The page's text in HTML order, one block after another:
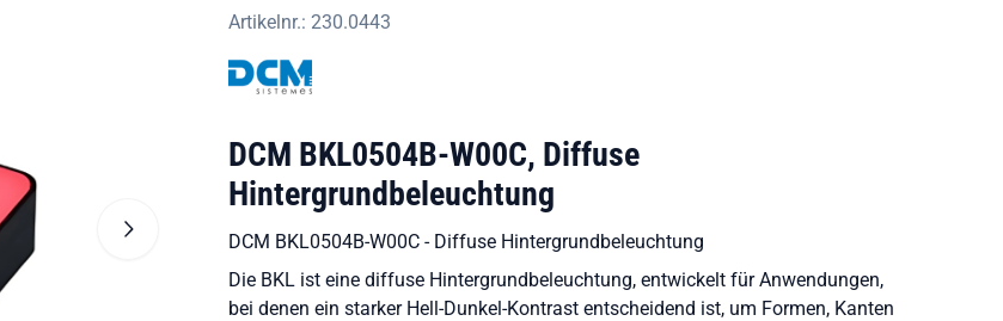
Artikelnr.: 230.0443
DCM BKL0504B-W00C, Diffuse
Hintergrundbeleuchtung
DCM BKL0504B-W00C - Diffuse Hintergrundbeleuchtung
Die BKL ist eine diffuse Hintergrundbeleuchtung, entwickelt für Anwendungen,
bei denen ein starker Hell-Dunkel-Kontrast entscheidend ist, um Formen, Kanten